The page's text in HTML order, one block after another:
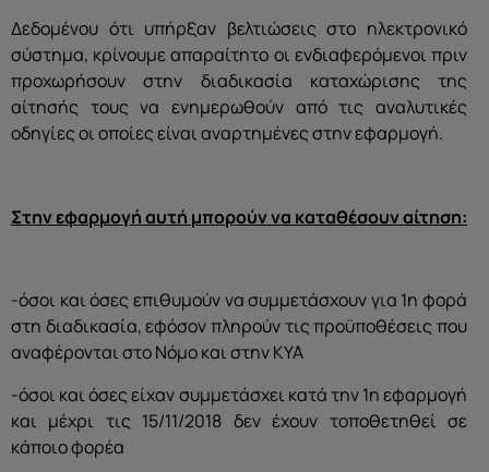
Δεδομένου ότι υπήρξαν βελτιώσεις στο ηλεκτρονικό
σύστημα, κρίνουμε απαραίτητο οι ενδιαφερόμενοι πριν
προχωρήσουν στην διαδικασία καταχώρισης της
αίτησής τους να ενημερωθούν από τις αναλυτικές
οδηγίες οι οποίες είναι αναρτημένες στην εφαρμογή.
Στην εφαρμογή αυτή μπορούν να καταθέσουν αίτηση:
-όσοι και όσες επιθυμούν να συμμετάσχουν για 1η φορά
στη διαδικασία, εφόσον πληρούν τις προϋποθέσεις που
αναφέρονται στο Νόμο και στην ΚΥΑ
-όσοι και όσες είχαν συμμετάσχει κατά την 1η εφαρμογή
και μέχρι τις 15/11/2018 δεν έχουν τοποθετηθεί σε
κάποιο φορέα